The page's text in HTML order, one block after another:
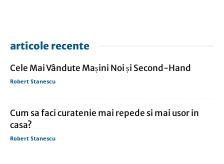
articole recente
Cele Mai Vândute Mașini Noi și Second-Hand
Robert Stanescu
Cum sa faci curatenie mai repede si mai usor in
casa?
Robert Stanescu